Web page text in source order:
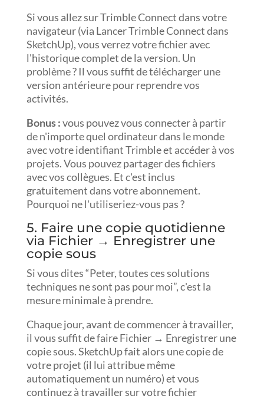
Si vous allez sur Trimble Connect dans votre
navigateur (via Lancer Trimble Connect dans
SketchUp), vous verrez votre fichier avec
l'historique complet de la version. Un
problème ? Il vous suffit de télécharger une
version antérieure pour reprendre vos
activités.
Bonus :vous pouvez vous connecter à partir
de n'importe quel ordinateur dans le monde
avec votre identifiant Trimble et accéder à vos
projets. Vous pouvez partager des fichiers
avec vos collègues. Et c'est inclus
gratuitement dans votre abonnement.
Pourquoi ne l'utiliseriez-vous pas ?
5. Faire une copie quotidienne
via Fichier → Enregistrer une
copie sous
Si vous dites “Peter, toutes ces solutions
techniques ne sont pas pour moi”, c'est la
mesure minimale à prendre.
Chaque jour, avant de commencer à travailler,
il vous suffit de faire Fichier → Enregistrer une
copie sous. SketchUp fait alors une copie de
votre projet (il lui attribue même
automatiquement un numéro) et vous
continuez à travailler sur votre fichier